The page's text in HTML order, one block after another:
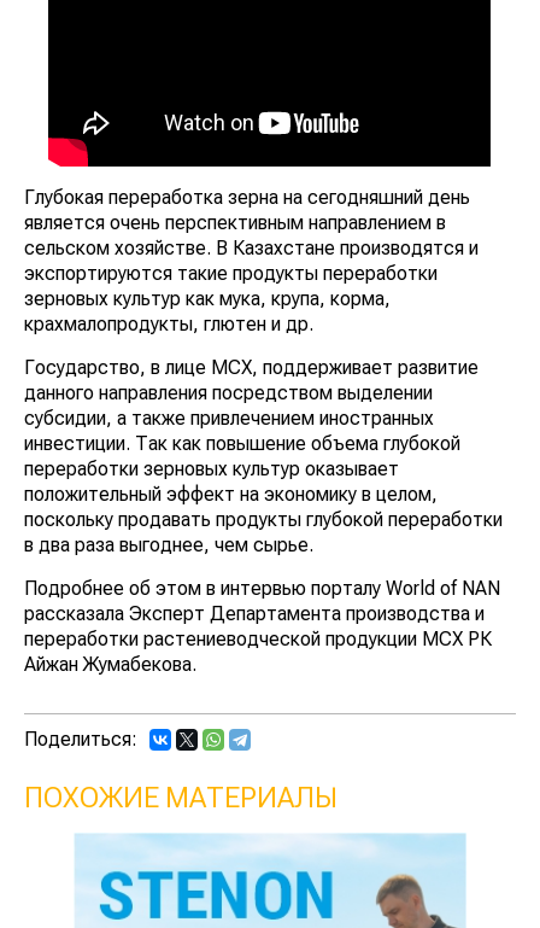
Глубокая переработка зерна на сегодняшний день
является очень перспективным направлением в
сельском хозяйстве. В Казахстане производятся и
экспортируются такие продукты переработки
зерновых культур как мука, крупа, корма,
крахмалопродукты, глютен и др.
Государство, в лице МСХ, поддерживает развитие
данного направления посредством выделении
субсидии, а также привлечением иностранных
инвестиции. Так как повышение объема глубокой
переработки зерновых культур оказывает
положительный эффект на экономику в целом,
поскольку продавать продукты глубокой переработки
в два раза выгоднее, чем сырье.
Подробнее об этом в интервью порталу World of NAN
рассказала Эксперт Департамента производства и
переработки растениеводческой продукции МСХ РК
Айжан Жумабекова.
Поделиться:
ПОХОЖИЕ МАТЕРИАЛЫ